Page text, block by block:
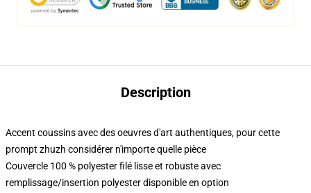
Description
Accent coussins avec des oeuvres d'art authentiques, pour cette
prompt zhuzh considérer n'importe quelle pièce
Couvercle 100 % polyester filé lisse et robuste avec
remplissage/insertion polyester disponible en option